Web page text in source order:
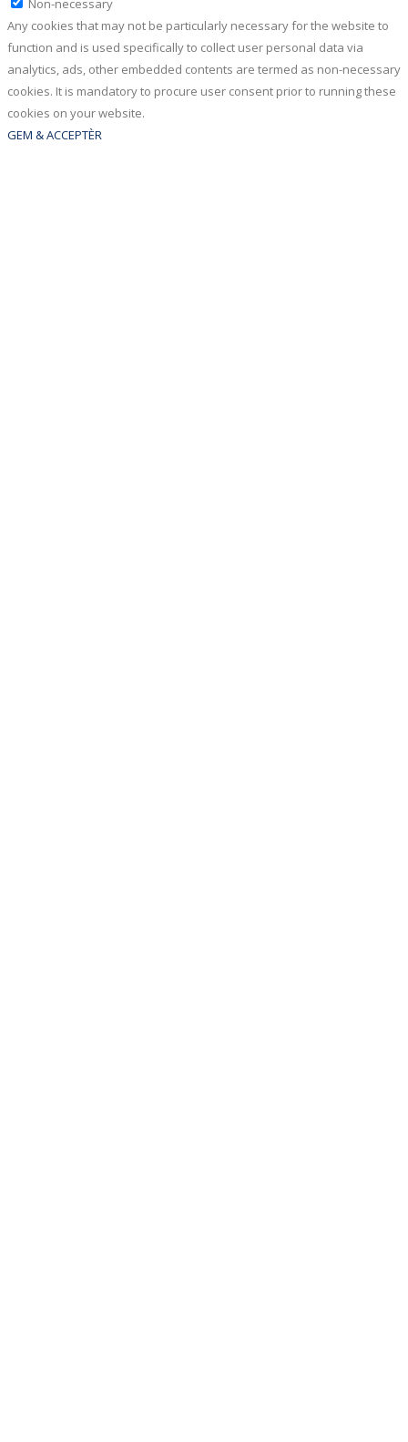
Non-necessary
Any cookies that may not be particularly necessary for the website to
function and is used specifically to collect user personal data via
analytics, ads, other embedded contents are termed as non-necessary
cookies. It is mandatory to procure user consent prior to running these
cookies on your website.
GEM & ACCEPTÈR